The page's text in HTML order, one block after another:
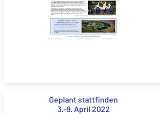
Geplant stattfinden
3.-9. April 2022